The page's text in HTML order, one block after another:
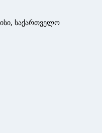
საქართველო